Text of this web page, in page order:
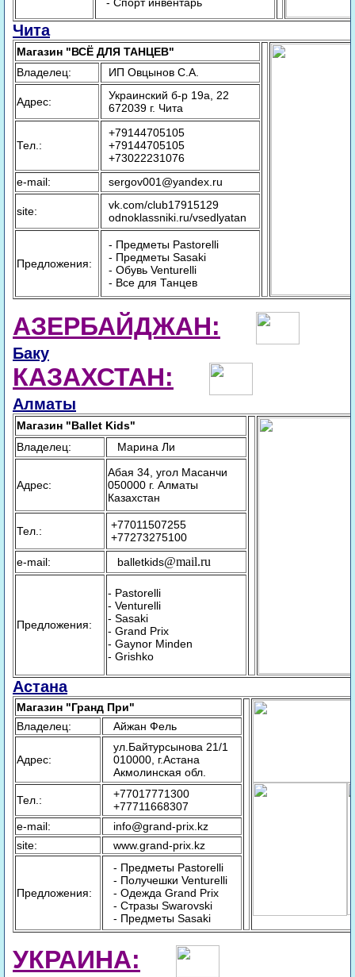
Чита
Магазин "ВСЁ ДЛЯ ТАНЦЕВ"
Владелец:
ИП Овцынов С.А.
Адрес:
Украинский б-р 19а, 22
672039 г. Чита
Тел.:
+79144705105
+79144705105
+73022231076
e-mail:
sergov001@yandex.ru
site:
vk.com/club17915129
odnoklassniki.ru/vsedlyatan
Предложения:
- Предметы Pastorelli
- Предметы Sasaki
- Обувь Venturelli
- Все для Танцев
АЗЕРБАЙДЖАН:
Баку
КАЗАХСТАН:
Алматы
Магазин "Ballet Kids"
Владелец:
Марина Ли
Адрес:
Абая 34, угол Масанчи
050000 г. Алматы
Казахстан
Тел.:
+77011507255
+77273275100
e-mail:
balletkids@mail.ru
Предложения:
- Pastorelli
- Venturelli
- Sasaki
- Grand Prix
- Gaynor Minden
- Grishko
Астана
Магазин "Гранд При"
Владелец:
Айжан Фель
Адрес:
ул.Байтурсынова 21/1
010000, г.Астана
Акмолинская обл.
Тел.:
+77017771300
+77711668307
e-mail:
info@grand-prix.kz
site:
www.grand-prix.kz
Предложения:
- Предметы Pastorelli
- Получешки Venturelli
- Одежда Grand Prix
- Стразы Swarovski
- Предметы Sasaki
УКРАИНА: